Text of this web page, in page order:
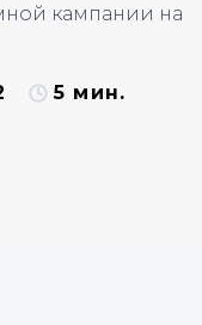
кампании на
5 мин.